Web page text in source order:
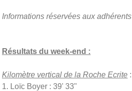
Informations réservées aux adhérents
Résultats du week-end :
Kilomètre vertical de la Roche Ecrite :
1. Loïc Boyer : 39' 33"